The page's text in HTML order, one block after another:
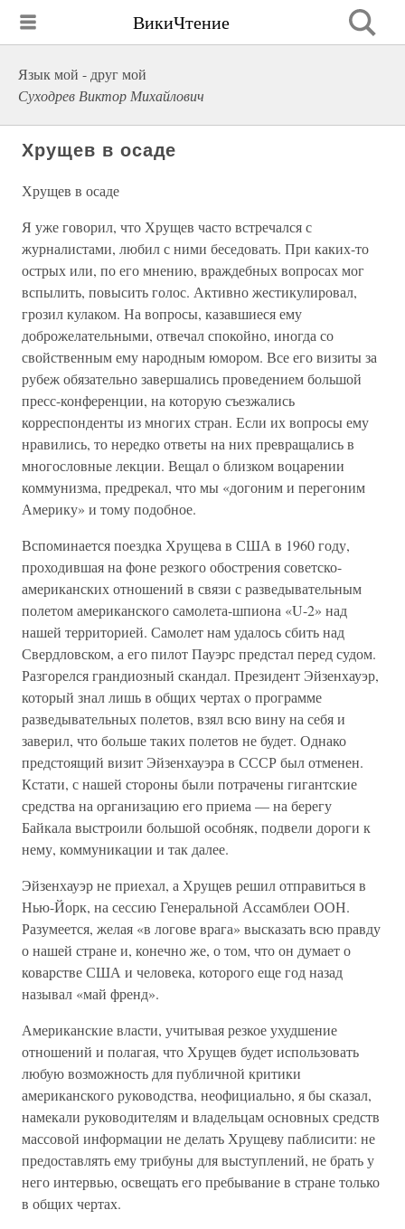
ВикиЧтение
Язык мой - друг мой
Суходрев Виктор Михайлович
Хрущев в осаде
Хрущев в осаде
Я уже говорил, что Хрущев часто встречался с
журналистами, любил с ними беседовать. При каких-то
острых или, по его мнению, враждебных вопросах мог
вспылить, повысить голос. Активно жестикулировал,
грозил кулаком. На вопросы, казавшиеся ему
доброжелательными, отвечал спокойно, иногда со
свойственным ему народным юмором. Все его визиты за
рубеж обязательно завершались проведением большой
пресс-конференции, на которую съезжались
корреспонденты из многих стран. Если их вопросы ему
нравились, то нередко ответы на них превращались в
многословные лекции. Вещал о близком воцарении
коммунизма, предрекал, что мы «догоним и перегоним
Америку» и тому подобное.
Вспоминается поездка Хрущева в США в 1960 году,
проходившая на фоне резкого обострения советско-
американских отношений в связи с разведывательным
полетом американского самолета-шпиона «U-2» над
нашей территорией. Самолет нам удалось сбить над
Свердловском, а его пилот Пауэрс предстал перед судом.
Разгорелся грандиозный скандал. Президент Эйзенхауэр,
который знал лишь в общих чертах о программе
разведывательных полетов, взял всю вину на себя и
заверил, что больше таких полетов не будет. Однако
предстоящий визит Эйзенхауэра в СССР был отменен.
Кстати, с нашей стороны были потрачены гигантские
средства на организацию его приема — на берегу
Байкала выстроили большой особняк, подвели дороги к
нему, коммуникации и так далее.
Эйзенхауэр не приехал, а Хрущев решил отправиться в
Нью-Йорк, на сессию Генеральной Ассамблеи ООН.
Разумеется, желая «в логове врага» высказать всю правду
о нашей стране и, конечно же, о том, что он думает о
коварстве США и человека, которого еще год назад
называл «май френд».
Американские власти, учитывая резкое ухудшение
отношений и полагая, что Хрущев будет использовать
любую возможность для публичной критики
американского руководства, неофициально, я бы сказал,
намекали руководителям и владельцам основных средств
массовой информации не делать Хрущеву паблисити: не
предоставлять ему трибуны для выступлений, не брать у
него интервью, освещать его пребывание в стране только
в общих чертах.